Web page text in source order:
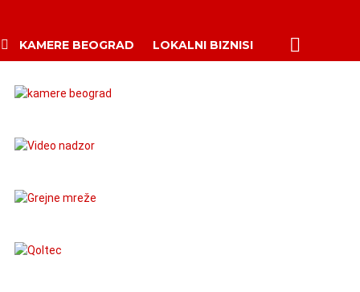
KAMERE BEOGRAD LOKALNI BIZNISI